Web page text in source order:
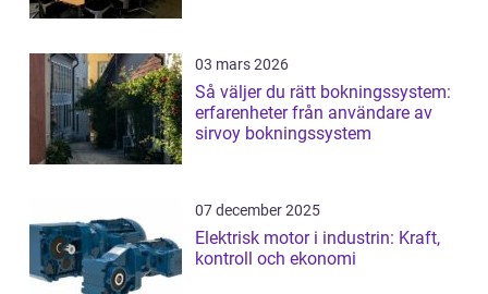
03 mars 2026
Så väljer du rätt bokningssystem:
erfarenheter från användare av
sirvoy bokningssystem
07 december 2025
Elektrisk motor i industrin: Kraft,
kontroll och ekonomi